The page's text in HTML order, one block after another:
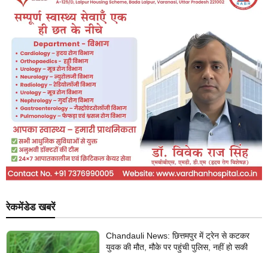
रेकमेंडेड खबरें
Chandauli News: छित्तमपुर में ट्रेन से कटकर
युवक की मौत, मौके पर पहुंची पुलिस, नहीं हो सकी